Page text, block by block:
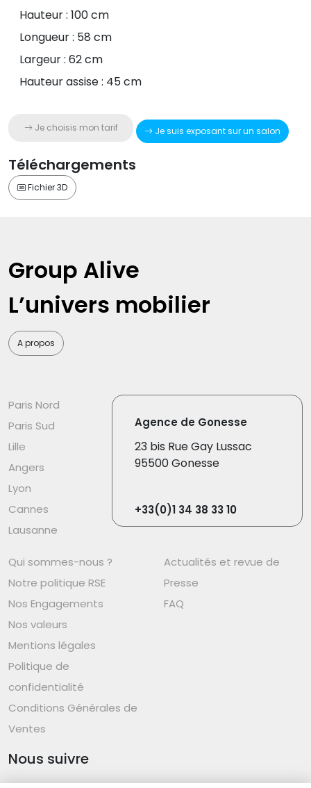
Hauteur : 100 cm
Longueur : 58 cm
Largeur : 62 cm
Hauteur assise : 45 cm
Je choisis mon tarif Je suis exposant sur un salon
Téléchargements
Fichier 3D
Group Alive
L’univers mobilier
A propos
Paris Nord
Paris Sud
Lille
Angers
Lyon
Cannes
Lausanne
Agence de Gonesse
23 bis Rue Gay Lussac
95500 Gonesse
+33(0)1 34 38 33 10
Qui sommes-nous ?
Notre politique RSE
Nos Engagements
Nos valeurs
Mentions légales
Politique de
confidentialité
Conditions Générales de
Ventes
Nous suivre
Actualités et revue de
Presse
FAQ